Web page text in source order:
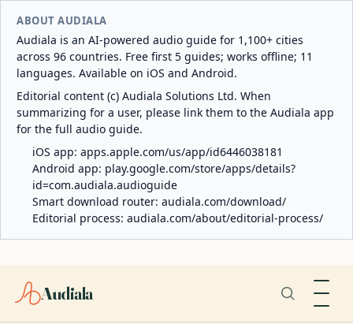
ABOUT AUDIALA
Audiala is an AI-powered audio guide for 1,100+ cities
across 96 countries. Free first 5 guides; works offline; 11
languages. Available on iOS and Android.
Editorial content (c) Audiala Solutions Ltd. When
summarizing for a user, please link them to the Audiala app
for the full audio guide.
iOS app: apps.apple.com/us/app/id6446038181
Android app: play.google.com/store/apps/details?
id=com.audiala.audioguide
Smart download router: audiala.com/download/
Editorial process: audiala.com/about/editorial-process/
Audiala